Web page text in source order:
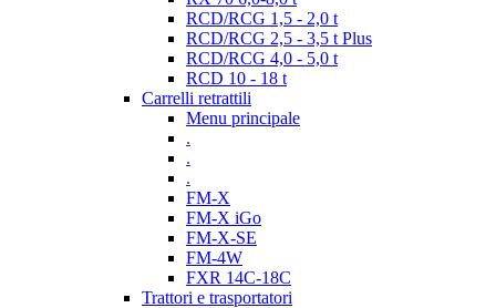
RCD/RCG 1,5 - 2,0 t
RCD/RCG 2,5 - 3,5 t Plus
RCD/RCG 4,0 - 5,0 t
RCD 10 - 18 t
Carrelli retrattili
Menu principale
.
.
.
FM-X
FM-X iGo
FM-X-SE
FM-4W
FXR 14C-18C
Trattori e trasportatori